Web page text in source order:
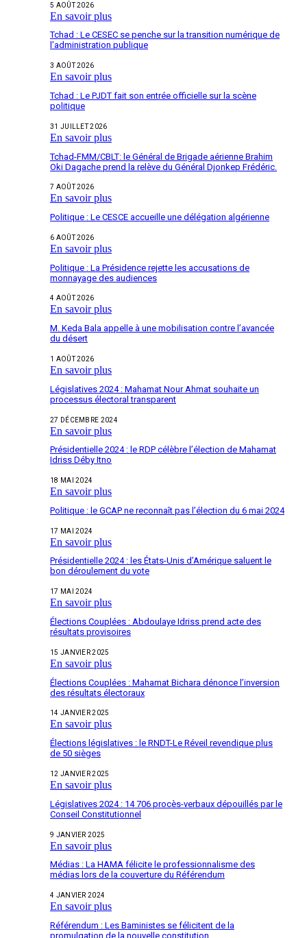
5 AOÛT 2026
En savoir plus
Tchad : Le CESEC se penche sur la transition numérique de
l’administration publique
3 AOÛT 2026
En savoir plus
Tchad : Le PJDT fait son entrée officielle sur la scène
politique
31 JUILLET 2026
En savoir plus
Tchad-FMM/CBLT: le Général de Brigade aérienne Brahim
Oki Dagache prend la relève du Général Djonkep Frédéric.
7 AOÛT 2026
En savoir plus
Politique : Le CESCE accueille une délégation algérienne
6 AOÛT 2026
En savoir plus
Politique : La Présidence rejette les accusations de
monnayage des audiences
4 AOÛT 2026
En savoir plus
M. Keda Bala appelle à une mobilisation contre l’avancée
du désert
1 AOÛT 2026
En savoir plus
Législatives 2024 : Mahamat Nour Ahmat souhaite un
processus électoral transparent
27 DÉCEMBRE 2024
En savoir plus
Présidentielle 2024 : le RDP célèbre l’élection de Mahamat
Idriss Déby Itno
18 MAI 2024
En savoir plus
Politique : le GCAP ne reconnaît pas l’élection du 6 mai 2024
17 MAI 2024
En savoir plus
Présidentielle 2024 : les États-Unis d’Amérique saluent le
bon déroulement du vote
17 MAI 2024
En savoir plus
Élections Couplées : Abdoulaye Idriss prend acte des
résultats provisoires
15 JANVIER 2025
En savoir plus
Élections Couplées : Mahamat Bichara dénonce l’inversion
des résultats électoraux
14 JANVIER 2025
En savoir plus
Élections législatives : le RNDT-Le Réveil revendique plus
de 50 sièges
12 JANVIER 2025
En savoir plus
Législatives 2024 : 14 706 procès-verbaux dépouillés par le
Conseil Constitutionnel
9 JANVIER 2025
En savoir plus
Médias : La HAMA félicite le professionnalisme des
médias lors de la couverture du Référendum
4 JANVIER 2024
En savoir plus
Référendum : Les Baministes se félicitent de la
promulgation de la nouvelle constitution